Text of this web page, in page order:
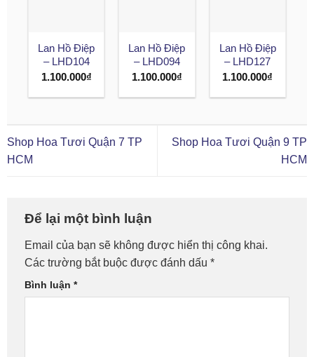
Lan Hồ Điệp
– LHD104
1.100.000₫
Lan Hồ Điệp
– LHD094
1.100.000₫
Lan Hồ Điệp
– LHD127
1.100.000₫
Shop Hoa Tươi Quận 7 TP
HCM
Shop Hoa Tươi Quận 9 TP
HCM
Để lại một bình luận
Email của bạn sẽ không được hiển thị công khai.
Các trường bắt buộc được đánh dấu *
Bình luận *